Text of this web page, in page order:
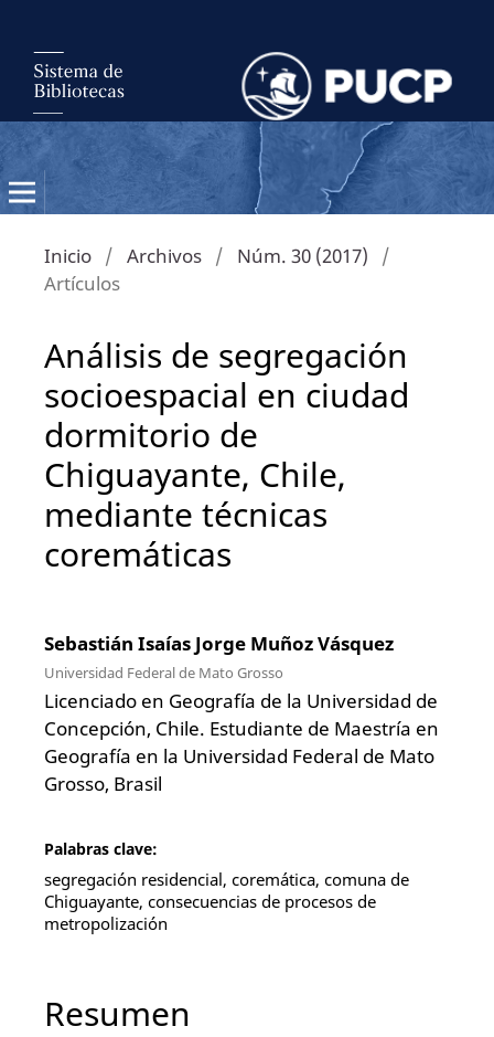
Inicio / Archivos / Núm. 30 (2017)
/
Artículos
Análisis de segregación
socioespacial en ciudad
dormitorio de
Chiguayante, Chile,
mediante técnicas
coremáticas
Sebastián Isaías Jorge Muñoz Vásquez
Universidad Federal de Mato Grosso
Licenciado en Geografía de la Universidad de
Concepción, Chile. Estudiante de Maestría en
Geografía en la Universidad Federal de Mato
Grosso, Brasil
Palabras clave:
segregación residencial, coremática, comuna de
Chiguayante, consecuencias de procesos de
metropolización
Resumen